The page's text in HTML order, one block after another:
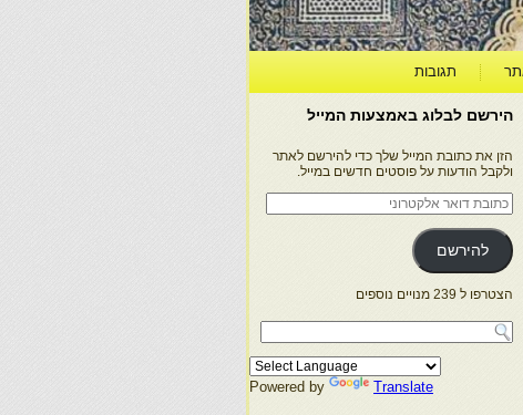
תגובות
הירשם לבלוג באמצעות המייל
הזן את כתובת המייל שלך כדי להירשם לאתר
ולקבל הודעות על פוסטים חדשים במייל.
כתובת
דואר
אלקטרוני
להירשם
הצטרפו ל 239 מנויים נוספים
Powered by Translate